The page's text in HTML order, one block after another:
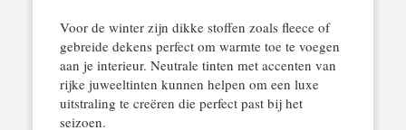
Voor de winter zijn dikke stoffen zoals fleece of
gebreide dekens perfect om warmte toe te voegen
aan je interieur. Neutrale tinten met accenten van
rijke juweeltinten kunnen helpen om een luxe
uitstraling te creëren die perfect past bij het
seizoen.